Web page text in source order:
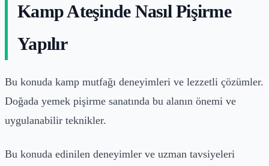
Kamp Ateşinde Nasıl Pişirme
Yapılır
Bu konuda kamp mutfağı deneyimleri ve lezzetli çözümler.
Doğada yemek pişirme sanatında bu alanın önemi ve
uygulanabilir teknikler.
Bu konuda edinilen deneyimler ve uzman tavsiyeleri